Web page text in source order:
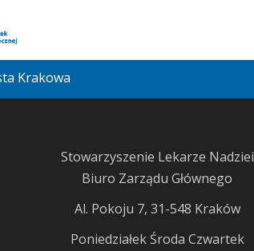
Krakowa
Stowarzyszenie Lekarze Nadziei
Biuro Zarządu Głównego
Al. Pokoju 7, 31-548 Kraków
Poniedziałek Środa Czwartek